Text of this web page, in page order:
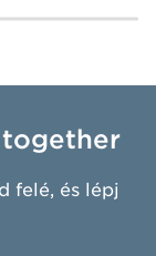
together
felé, és lépj